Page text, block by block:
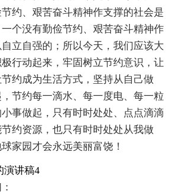
约、艰苦奋斗精神作支撑的社会是
个没有勤俭节约、艰苦奋斗精神作
立自强的；所以今天，我们应该大
行动起来，牢固树立节约意识，让
约成为生活方式，坚持从自己做
节约每一滴水、每一度电、每一粒
事做起，只有时时处处、点点滴滴
约资源，也只有时时处处从我做
家园才会永远美丽富饶！
演讲稿4